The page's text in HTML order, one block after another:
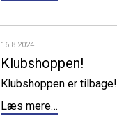
16.8.2024
Klubshoppen!
Klubshoppen er tilbage!
Læs mere…